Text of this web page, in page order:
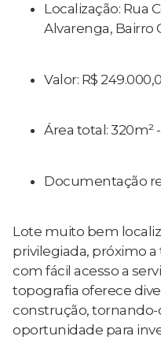
Localização: Rua
Alvarenga, Bairro
Valor: R$
Área total: 320m²
Documentação
Lote muito bem
privilegiada, próximo
com fácil acesso a
topografia oferece
construção,
oportunidade para